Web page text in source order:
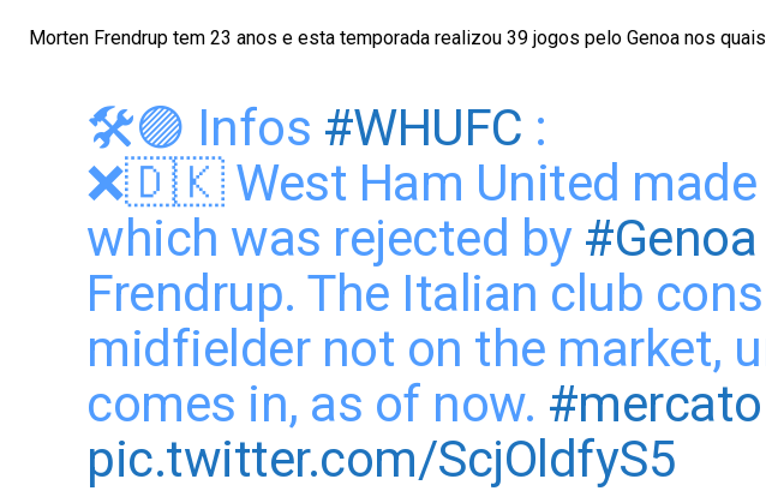
Morten Frendrup tem 23 anos e esta temporada realizou 39 jogos pelo Genoa nos
🛠️🟣 Infos #WHUFC :
❌🇩🇰 West Ham United made
which was rejected by #Genoa
Frendrup. The Italian club
midfielder not on the market,
comes in, as of now. #mercato
pic.twitter.com/ScjOldfyS5